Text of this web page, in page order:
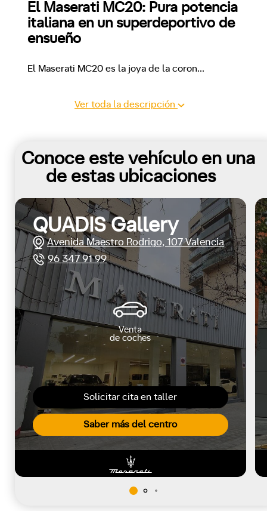
El Maserati MC20: Pura potencia
italiana en un superdeportivo de
ensueño
El Maserati MC20 es la joya de la coron...
Ver toda la descripción
Conoce este vehículo en una
de estas ubicaciones
Solicitar cita en taller
Saber más del centro
QUADIS Gallery
Avenida Maestro Rodrigo, 107 Valencia
96 347 91 99
Venta
de coches